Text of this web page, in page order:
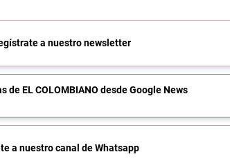
a nuestro newsletter
de EL COLOMBIANO desde Google News
a nuestro canal de Whatsapp